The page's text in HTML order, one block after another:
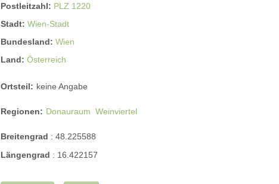
Postleitzahl: PLZ 1220
Stadt:Wien-Stadt
Bundesland:Wien
Land:Österreich
Ortsteil: keine Angabe
Regionen: Donauraum Weinviertel
Breitengrad :48.225588
Längengrad : 16.422157